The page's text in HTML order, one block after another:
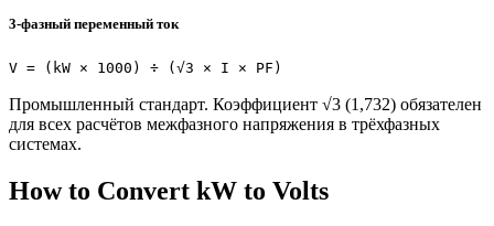
3-фазный переменный ток
V = (kW × 1000) ÷ (√3 × I × PF)
Промышленный стандарт. Коэффициент √3 (1,732) обязателен
для всех расчётов межфазного напряжения в трёхфазных
системах.
How to Convert kW to Volts